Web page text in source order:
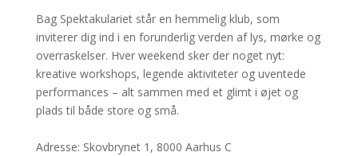
Bag Spektakulariet står en hemmelig klub, som
inviterer dig ind i en forunderlig verden af lys, mørke og
overraskelser. Hver weekend sker der noget nyt:
kreative workshops, legende aktiviteter og uventede
performances – alt sammen med et glimt i øjet og
plads til både store og små.
Adresse: Skovbrynet 1, 8000 Aarhus C